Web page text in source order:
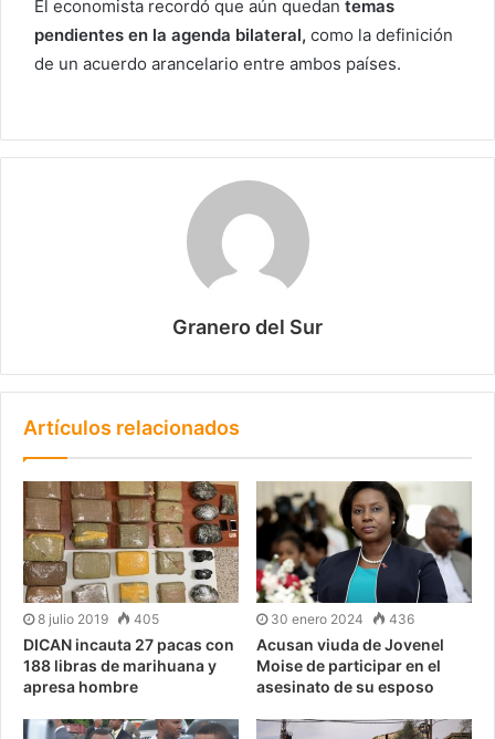
El economista recordó que aún quedan temas
pendientes en la agenda bilateral, como la definición
de un acuerdo arancelario entre ambos países.
Granero del Sur
Artículos relacionados
8 julio 2019 405
DICAN incauta 27 pacas con
188 libras de marihuana y
apresa hombre
30 enero 2024 436
Acusan viuda de Jovenel
Moise de participar en el
asesinato de su esposo